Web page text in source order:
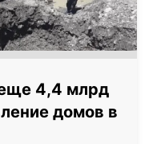
4,4 млрд
домов в